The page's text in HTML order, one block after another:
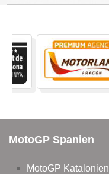
MotoGP Spanien
MotoGP Katalonien